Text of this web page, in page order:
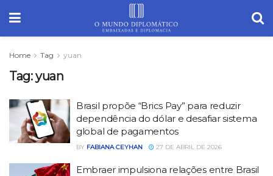
Home Tag yuan
Tag:yuan
Brasil propõe “Brics Pay” para reduzir
dependência do dólar e desafiar sistema
global de pagamentos
BY FABIANA CEYHAN 27 DE ABRIL DE 2026
Embraer impulsiona relações entre Brasil